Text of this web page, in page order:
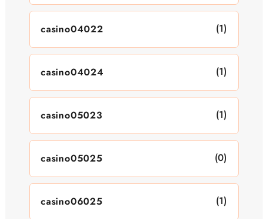
casino04022 (1)
casino04024 (1)
casino05023 (1)
casino05025 (0)
casino06025 (1)